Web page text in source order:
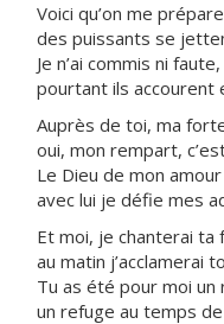
Voici qu’on me
des puissants se
Je n’ai commis ni
pourtant ils accourent
Auprès de toi, ma
oui, mon rempart,
Le Dieu de mon
avec lui je défie mes
Et moi, je chanterai ta
au matin j’acclamerai
Tu as été pour moi un
un refuge au temps